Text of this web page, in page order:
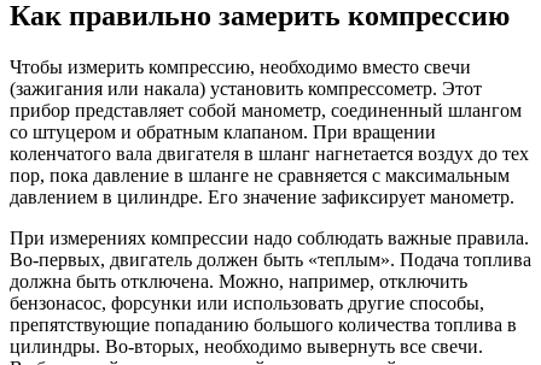
Как правильно замерить компрессию
Чтобы измерить компрессию, необходимо вместо свечи
(зажигания или накала) установить компрессометр. Этот
прибор представляет собой манометр, соединенный шлангом
со штуцером и обратным клапаном. При вращении
коленчатого вала двигателя в шланг нагнетается воздух до тех
пор, пока давление в шланге не сравняется с максимальным
давлением в цилиндре. Его значение зафиксирует манометр.
При измерениях компрессии надо соблюдать важные правила.
Во-первых, двигатель должен быть «теплым». Подача топлива
должна быть отключена. Можно, например, отключить
бензонасос, форсунки или использовать другие способы,
препятствующие попаданию большого количества топлива в
цилиндры. Во-вторых, необходимо вывернуть все свечи.